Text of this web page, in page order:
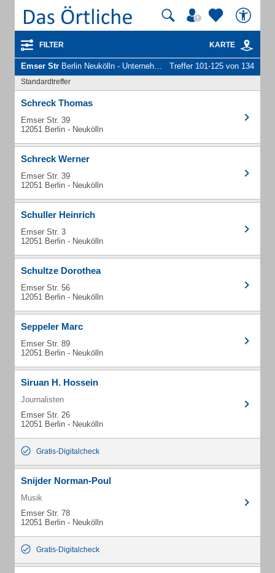
FILTER KARTE
Emser Str Berlin Neukölln - Unternehmen und Personen Treffer 101-125 von 134
Standardtreffer
Schreck Thomas
Emser Str. 39
12051 Berlin - Neukölln
Schreck Werner
Emser Str. 39
12051 Berlin - Neukölln
Schuller Heinrich
Emser Str. 3
12051 Berlin - Neukölln
Schultze Dorothea
Emser Str. 56
12051 Berlin - Neukölln
Seppeler Marc
Emser Str. 89
12051 Berlin - Neukölln
Siruan H. Hossein
Journalisten
Emser Str. 26
12051 Berlin - Neukölln
Gratis-Digitalcheck
Snijder Norman-Poul
Musik
Emser Str. 78
12051 Berlin - Neukölln
Gratis-Digitalcheck